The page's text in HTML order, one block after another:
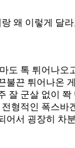
왜 이렇게 달
도 톡 튀어나오
불끈 튀어나온
잘 군살 없이 쫙
형적인 폭스바
어서 굉장히 차